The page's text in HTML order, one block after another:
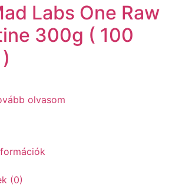
Labs One Raw
300g ( 100
olvasom
(0)